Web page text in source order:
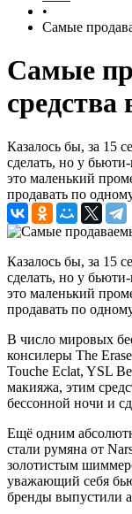
•
Самые
Самые
средства
Казалось бы, за 15
сделать, но у
это маленький
продавать по
Казалось бы, за 15
сделать, но у
это маленький
продавать по
В число мировых
консилеры Тhe
Touche Eclat, YSL
макияжа, этим
бессонной ночи и
Ещё одним
стали румяна от
золотистым
уважающий себя
бренды выпустили